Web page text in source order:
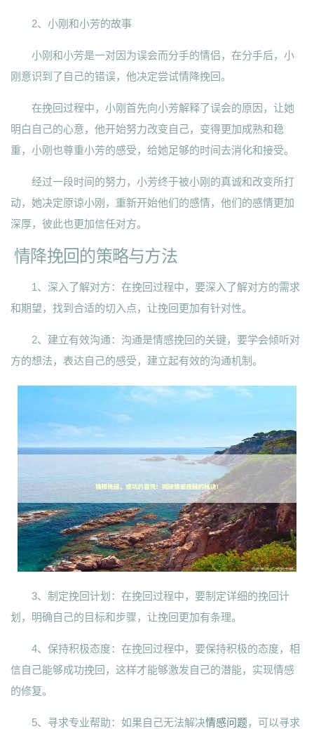
2、小刚和小芳的故事
小刚和小芳是一对因为误会而分手的情侣，在分手后，小
刚意识到了自己的错误，他决定尝试情降挽回。
在挽回过程中，小刚首先向小芳解释了误会的原因，让她
明白自己的心意，他开始努力改变自己，变得更加成熟和稳
重，小刚也尊重小芳的感受，给她足够的时间去消化和接受。
经过一段时间的努力，小芳终于被小刚的真诚和改变所打
动，她决定原谅小刚，重新开始他们的感情，他们的感情更加
深厚，彼此也更加信任对方。
情降挽回的策略与方法
1、深入了解对方：在挽回过程中，要深入了解对方的需求
和期望，找到合适的切入点，让挽回更加有针对性。
2、建立有效沟通：沟通是情感挽回的关键，要学会倾听对
方的想法，表达自己的感受，建立起有效的沟通机制。
3、制定挽回计划：在挽回过程中，要制定详细的挽回计
划，明确自己的目标和步骤，让挽回更加有条理。
4、保持积极态度：在挽回过程中，要保持积极的态度，相
信自己能够成功挽回，这样才能够激发自己的潜能，实现情感
的修复。
5、寻求专业帮助：如果自己无法解决情感问题，可以寻求